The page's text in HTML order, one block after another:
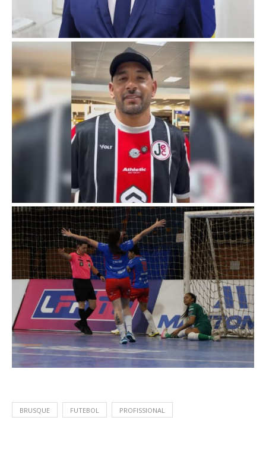
BRUSQUE FUTEBOL PROFISSIONAL